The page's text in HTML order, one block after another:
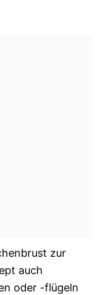
zur
auch
oder -flügeln